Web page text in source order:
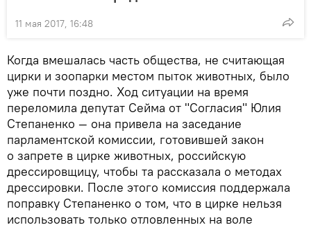
11 мая 2017, 16:48
Когда вмешалась часть общества, не считающая
цирки и зоопарки местом пыток животных, было
уже почти поздно. Ход ситуации на время
переломила депутат Сейма от "Согласия" Юлия
Степаненко — она привела на заседание
парламентской комиссии, готовившей закон
о запрете в цирке животных, российскую
дрессировщицу, чтобы та рассказала о методах
дрессировки. После этого комиссия поддержала
поправку Степаненко о том, что в цирке нельзя
использовать только отловленных на воле